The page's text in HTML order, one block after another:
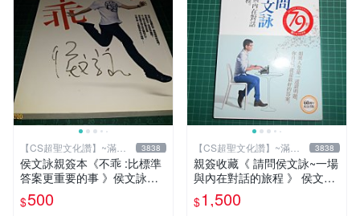
【CS超聖文化讚】~滿千
元送運
3838
侯文詠親簽本《不乖 :比標準
答案更重要的事 》侯文詠著
皇冠出版 2010年 初版一刷
【CS超聖文化讚】
$500
【CS超聖文化讚】~滿千
元送運
3838
親簽收藏《 請問侯文詠~一場
與內在對話的旅程 》 侯文詠
著 皇冠 民2015年初版 9成新
【CS超聖文化2讚】
$1,500